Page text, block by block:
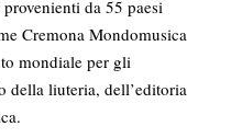
da 55 paesi
Cremona Mondomusica
mondiale per gli
della liuteria, dell’editoria